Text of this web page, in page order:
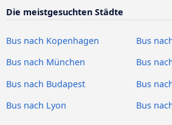
Die meistgesuchten Städte
Bus nach Kopenhagen
Bus
Bus nach München
Bus
Bus nach Budapest
Bus
Bus nach Lyon
Bus